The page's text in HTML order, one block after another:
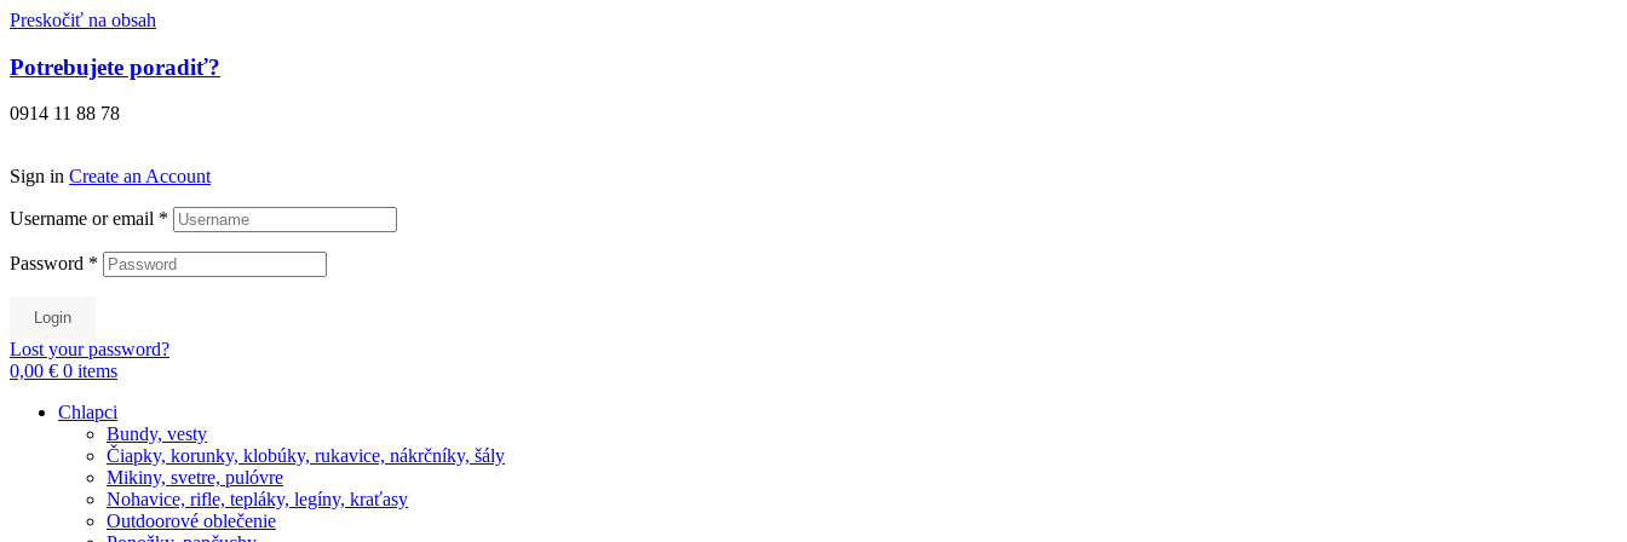
Preskočiť na obsah
Potrebujete poradiť?
0914 11 88 78
Sign in Create an Account
Username or email *
Password *
Login
Lost your password?
0,00 € 0 items
Chlapci
Bundy, vesty
Čiapky, korunky, klobúky, rukavice, nákrčníky, šály
Mikiny, svetre, pulóvre
Nohavice, rifle, tepláky, legíny, kraťasy
Outdoorové oblečenie